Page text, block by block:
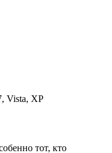
Vista, XP
тот, кто